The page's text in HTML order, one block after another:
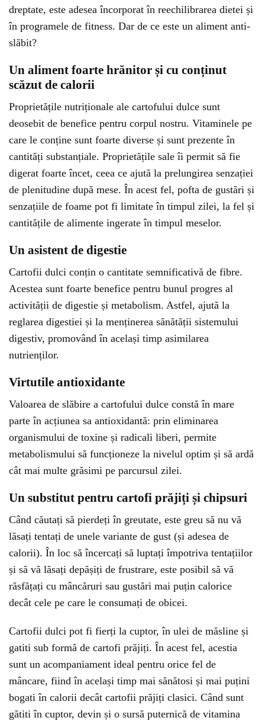
dreptate, este adesea încorporat în reechilibrarea dietei și
în programele de fitness. Dar de ce este un aliment anti-
slăbit?
Un aliment foarte hrănitor și cu conținut
scăzut de calorii
Proprietățile nutriționale ale cartofului dulce sunt
deosebit de benefice pentru corpul nostru. Vitaminele pe
care le conține sunt foarte diverse și sunt prezente în
cantități substanțiale. Proprietățile sale îi permit să fie
digerat foarte încet, ceea ce ajută la prelungirea senzației
de plenitudine după mese. În acest fel, pofta de gustări și
senzațiile de foame pot fi limitate în timpul zilei, la fel și
cantitățile de alimente ingerate în timpul meselor.
Un asistent de digestie
Cartofii dulci conțin o cantitate semnificativă de fibre.
Acestea sunt foarte benefice pentru bunul progres al
activității de digestie și metabolism. Astfel, ajută la
reglarea digestiei și la menținerea sănătății sistemului
digestiv, promovând în același timp asimilarea
nutrienților.
Virtutile antioxidante
Valoarea de slăbire a cartofului dulce constă în mare
parte în acțiunea sa antioxidantă: prin eliminarea
organismului de toxine și radicali liberi, permite
metabolismului să funcționeze la nivelul optim și să ardă
cât mai multe grăsimi pe parcursul zilei.
Un substitut pentru cartofi prăjiți și chipsuri
Când căutați să pierdeți în greutate, este greu să nu vă
lăsați tentați de unele variante de gust (și adesea de
calorii). În loc să încercați să luptați împotriva tentațiilor
și să vă lăsați depășiți de frustrare, este posibil să vă
răsfățați cu mâncăruri sau gustări mai puțin calorice
decât cele pe care le consumați de obicei.
Cartofii dulci pot fi fierți la cuptor, în ulei de măsline și
gatiti sub formă de cartofi prăjiți. În acest fel, acestia
sunt un acompaniament ideal pentru orice fel de
mâncare, fiind în același timp mai sănătosi și mai puțini
bogati în calorii decât cartofii prăjiți clasici. Când sunt
gătiti în cuptor, devin și o sursă puternică de vitamina